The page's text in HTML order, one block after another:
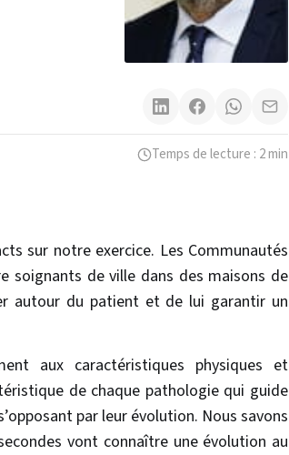
Temps de lecture : 2 min
sur notre exercice. Les Communautés
soignants de ville dans des maisons de
autour du patient et de lui garantir un
aux caractéristiques physiques et
de chaque pathologie qui guide
par leur évolution. Nous savons
vont connaître une évolution au